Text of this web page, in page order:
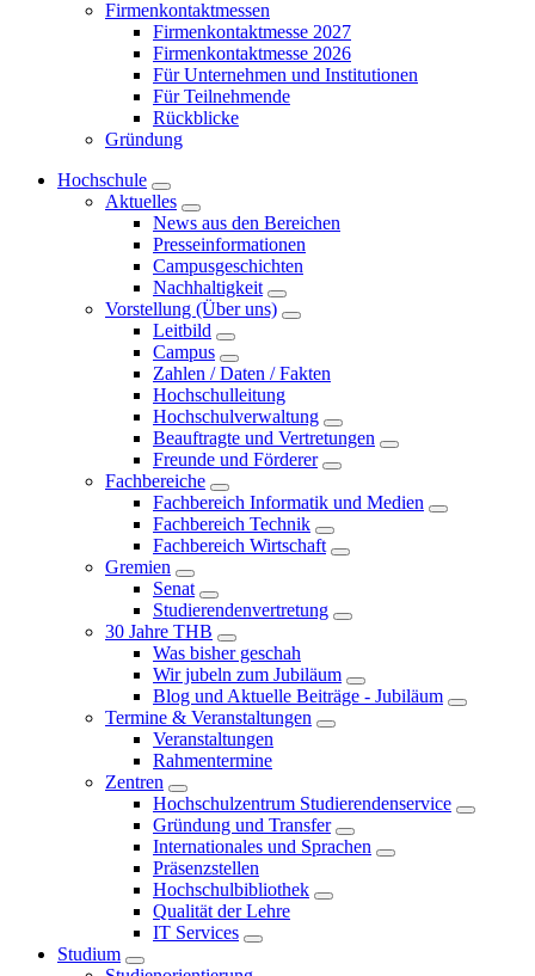
Firmenkontaktmessen
Firmenkontaktmesse 2027
Firmenkontaktmesse 2026
Für Unternehmen und Institutionen
Für Teilnehmende
Rückblicke
Gründung
Hochschule
Aktuelles
News aus den Bereichen
Presseinformationen
Campusgeschichten
Nachhaltigkeit
Vorstellung (Über uns)
Leitbild
Campus
Zahlen / Daten / Fakten
Hochschulleitung
Hochschulverwaltung
Beauftragte und Vertretungen
Freunde und Förderer
Fachbereiche
Fachbereich Informatik und Medien
Fachbereich Technik
Fachbereich Wirtschaft
Gremien
Senat
Studierendenvertretung
30 Jahre THB
Was bisher geschah
Wir jubeln zum Jubiläum
Blog und Aktuelle Beiträge - Jubiläum
Termine & Veranstaltungen
Veranstaltungen
Rahmentermine
Zentren
Hochschulzentrum Studierendenservice
Gründung und Transfer
Internationales und Sprachen
Präsenzstellen
Hochschulbibliothek
Qualität der Lehre
IT Services
Studium